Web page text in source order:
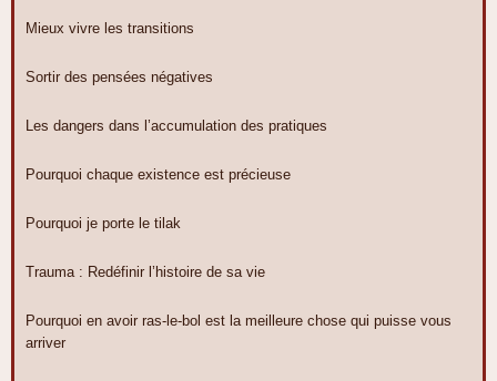
Mieux vivre les transitions
Sortir des pensées négatives
Les dangers dans l’accumulation des pratiques
Pourquoi chaque existence est précieuse
Pourquoi je porte le tilak
Trauma : Redéfinir l’histoire de sa vie
Pourquoi en avoir ras-le-bol est la meilleure chose qui puisse vous
arriver